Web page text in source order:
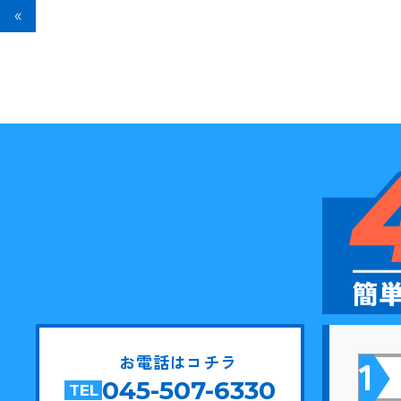
«
お電話はコチラ
TEL 045-507-6330 1